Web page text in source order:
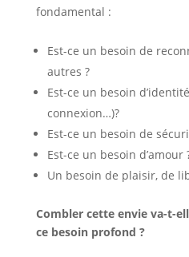
fondamental :
Est-ce un besoin de
autres ?
Est-ce un besoin
connexion…)?
Est-ce un besoin de
Est-ce un besoin d’amour
Un besoin de plaisir, de
Combler cette envie va-t-
ce besoin profond ?